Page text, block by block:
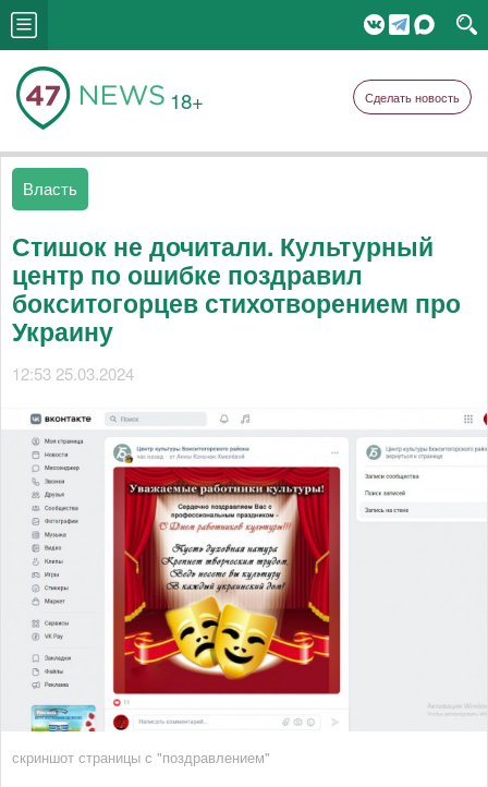
18+ Сделать новость
Власть
Стишок не дочитали. Культурный
центр по ошибке поздравил
бокситогорцев стихотворением про
Украину
12:53 25.03.2024
скриншот страницы с "поздравлением"